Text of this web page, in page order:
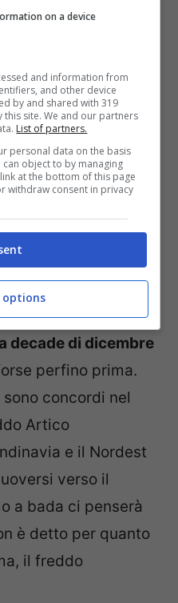
artica di
previsto una
Ma
il contrario,
quei giorni
Anticiclone delle
che nel nostro
soleggiato e
Torna però la
sulle principali
decade di dicembre
perfino prima.
concordi nel
Artico
e il Nordest
verso il
a bada ci penserà
è detto per quanto
il freddo
on a device
and information from
and other device
by and shared with 319
site. We and our partners
List of partners.
personal data on the basis
object to by managing
at the bottom of this page
withdraw consent in privacy
options